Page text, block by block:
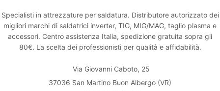
Specialisti in attrezzature per saldatura. Distributore autorizzato dei
migliori marchi di saldatrici inverter, TIG, MIG/MAG, taglio plasma e
accessori. Centro assistenza Italia, spedizione gratuita sopra gli
80€. La scelta dei professionisti per qualità e affidabilità.
Via Giovanni Caboto, 25
37036 San Martino Buon Albergo (VR)